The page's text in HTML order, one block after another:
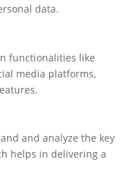
data.
functionalities like
media platforms,
and analyze the key
helps in delivering a